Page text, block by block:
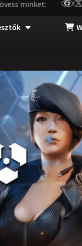
minket: